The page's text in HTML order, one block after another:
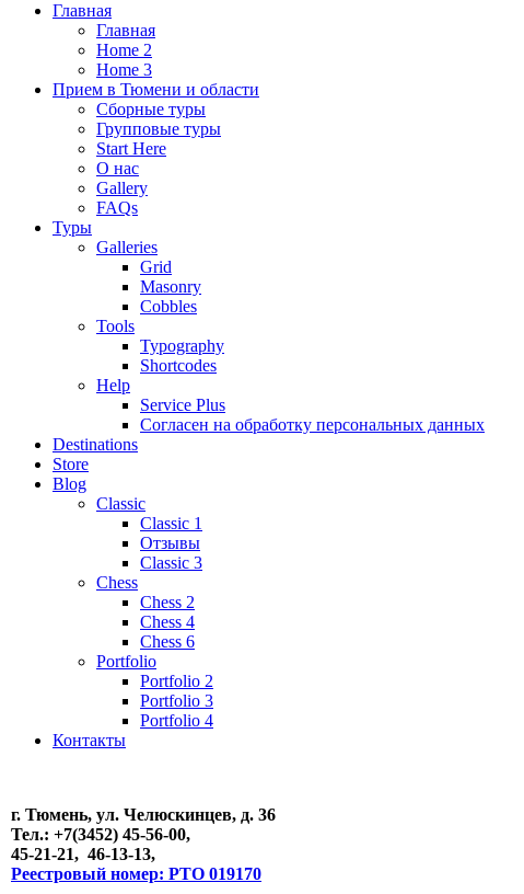
Главная
Главная
Home 2
Home 3
Прием в Тюмени и области
Сборные туры
Групповые туры
Start Here
О нас
Gallery
FAQs
Туры
Galleries
Grid
Masonry
Cobbles
Tools
Typography
Shortcodes
Help
Service Plus
Согласен на обработку персональных данных
Destinations
Store
Blog
Classic
Classic 1
Отзывы
Classic 3
Chess
Chess 2
Chess 4
Chess 6
Portfolio
Portfolio 2
Portfolio 3
Portfolio 4
Контакты
г. Тюмень, ул. Челюскинцев, д. 36
Тел.: +7(3452) 45-56-00,
45-21-21, 46-13-13,
Реестровый номер: РТО 019170